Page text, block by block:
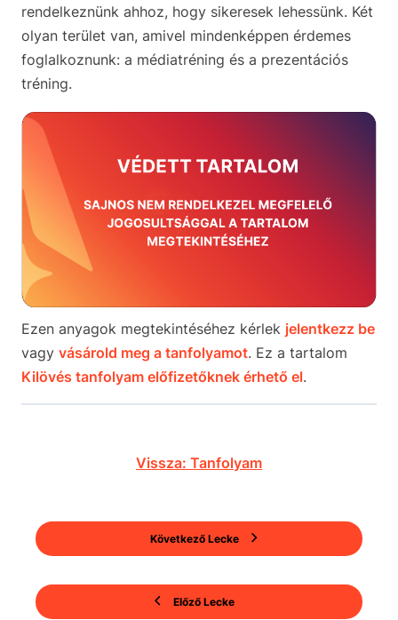
rendelkeznünk ahhoz, hogy sikeresek lehessünk. Két
olyan terület van, amivel mindenképpen érdemes
foglalkoznunk: a médiatréning és a prezentációs
tréning.
Ezen anyagok megtekintéséhez kérlek jelentkezz be
vagy vásárold meg a tanfolyamot. Ez a tartalom
Kilövés tanfolyam előfizetőknek érhető el.
Előző Lecke
Vissza: Tanfolyam
Következő Lecke